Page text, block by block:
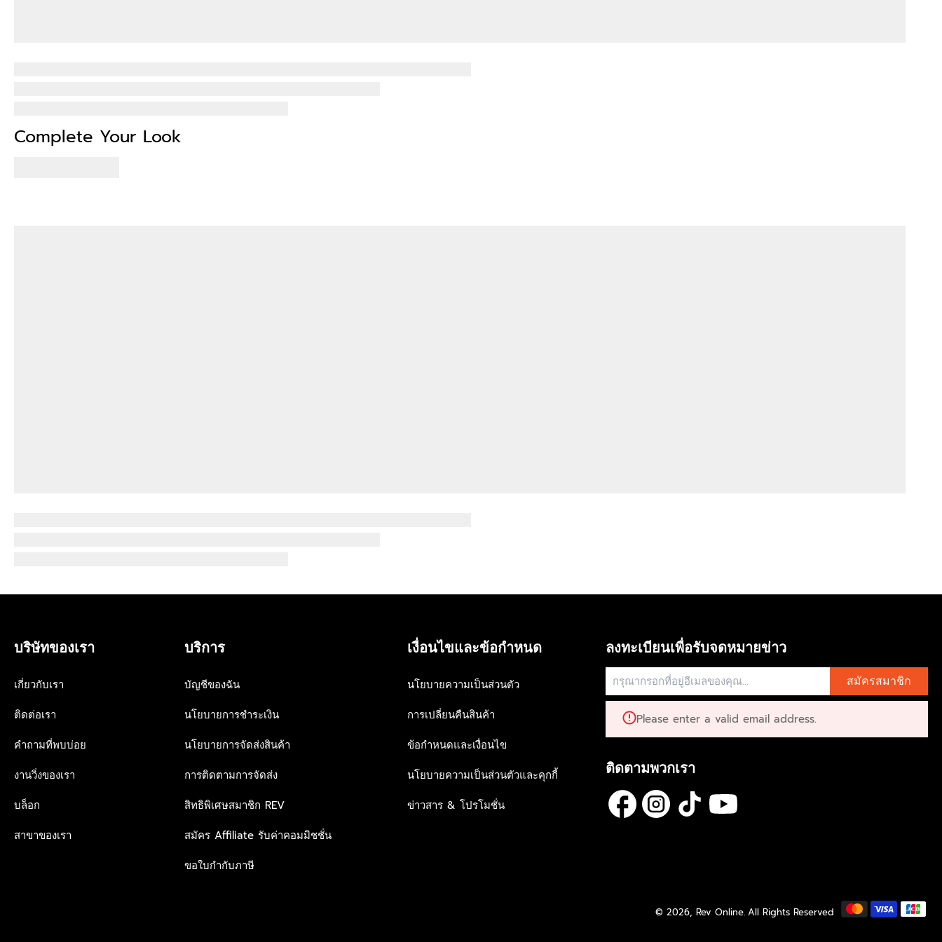
Complete Your Look
บริษัทของเรา
เกี่ยวกับเรา
ติดต่อเรา
คำถามที่พบบ่อย
งานวิ่งของเรา
บล็อก
สาขาของเรา
บริการ
บัญชีของฉัน
นโยบายการชำระเงิน
นโยบายการจัดส่งสินค้า
การติดตามการจัดส่ง
สิทธิพิเศษสมาชิก REV
สมัคร Affiliate รับค่าคอมมิชชั่น
ขอใบกำกับภาษี
เงื่อนไขและข้อกำหนด
นโยบายความเป็นส่วนตัว
การเปลี่ยนคืนสินค้า
ข้อกำหนดและเงื่อนไข
นโยบายความเป็นส่วนตัวและคุกกี้
ข่าวสาร & โปรโมชั่น
ลงทะเบียนเพื่อรับจดหมายข่าว
สมัครสมาชิก
Please enter a valid email address.
ติดตามพวกเรา
© 2026, Rev Online. All Rights Reserved